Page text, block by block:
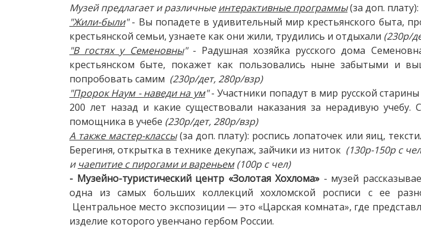
Музей предлагает и различныеинтерактивные программы(за доп. плату):
"Жили-были"- Вы попадете в удивительный мир крестьянского быта,
крестьянской семьи, узнаете как они жили, трудились и отдыхали (230р/
"В гостях у Семеновны"- Радушная хозяйка русского дома
крестьянском быте, покажет как пользовались ныне забытыми и
попробовать самим (230р/дет, 280р/взр)
"Пророк Наум - наведи на ум"- Участники попадут в мир русской
200 лет назад и какие существовали наказания за нерадивую
помощника в учебе (230р/дет, 280р/взр)
А также мастер-классы(за доп. плату): роспись лопаточек или яиц,
Берегиня, открытка в технике декупаж, зайчики из ниток (130р-150р с
и чаепитие с пирогами и вареньем(100р с чел)
- Музейно-туристический центр «Золотая Хохлома»- музей
одна из самых больших коллекций хохломской росписи с ее
Центральное место экспозиции — это «Царская комната», где
изделие которого увенчано гербом России.